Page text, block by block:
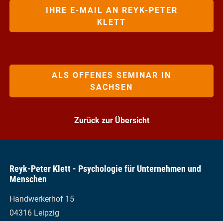
IHRE E-MAIL AN REYK-PETER
KLETT
ALS OFFENES SEMINAR IN
SACHSEN
Zurück zur Übersicht
Reyk-Peter Klett - Psychologie für Unternehmen und
Menschen
Handwerkerhof 15
04316 Leipzig